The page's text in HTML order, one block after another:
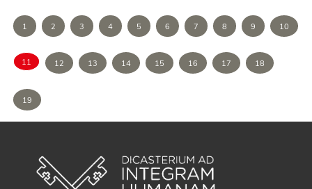
1 2 3 4 5 6 7 8 9 10
11 12 13 14 15 16 17 18
19